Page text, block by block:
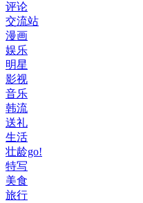
评论
交流站
漫画
娱乐
明星
影视
音乐
韩流
送礼
生活
壮龄go!
特写
美食
旅行